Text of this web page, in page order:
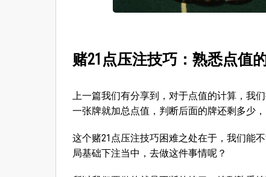
赌21点压注技巧：熟悉点值
上一篇我们有分享到，对于点值的计算，我
一张牌就加总点值，判断后面的牌还剩多少，
这个赌21点压注技巧困难之处在于，我们能
局基础下注当中，去做这件事情呢？